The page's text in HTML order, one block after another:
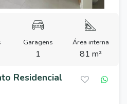
Garagens
1
Área interna
81 m²
Residencial